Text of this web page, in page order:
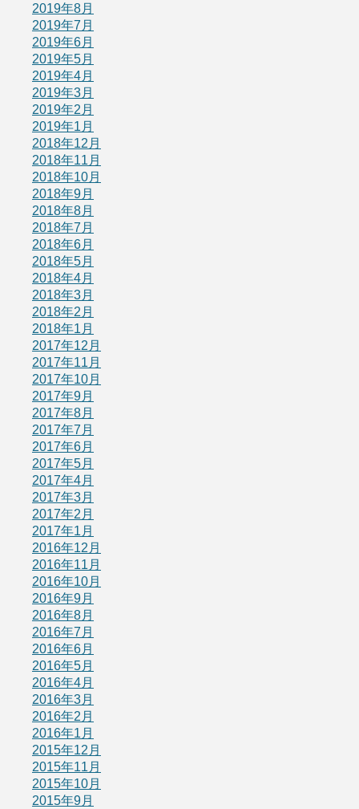
2019年8月
2019年7月
2019年6月
2019年5月
2019年4月
2019年3月
2019年2月
2019年1月
2018年12月
2018年11月
2018年10月
2018年9月
2018年8月
2018年7月
2018年6月
2018年5月
2018年4月
2018年3月
2018年2月
2018年1月
2017年12月
2017年11月
2017年10月
2017年9月
2017年8月
2017年7月
2017年6月
2017年5月
2017年4月
2017年3月
2017年2月
2017年1月
2016年12月
2016年11月
2016年10月
2016年9月
2016年8月
2016年7月
2016年6月
2016年5月
2016年4月
2016年3月
2016年2月
2016年1月
2015年12月
2015年11月
2015年10月
2015年9月